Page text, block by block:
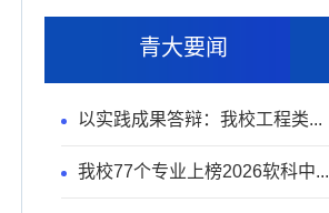
青大要闻
以实践成果答辩：我校工程类...
我校77个专业上榜2026软科中...